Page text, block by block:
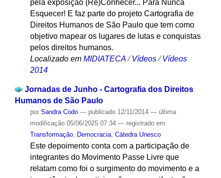
pela exposição (Re)Conhecer... Para Nunca
Esquecer! E faz parte do projeto Cartografia de
Direitos Humanos de São Paulo que tem como
objetivo mapear os lugares de lutas e conquistas
pelos direitos humanos.
Localizado em MIDIATECA /Vídeos /Vídeos
2014
Jornadas de Junho - Cartografia dos Direitos
Humanos de São Paulo
por Sandra Codo — publicado12/11/2014 — última
modificação05/06/2025 07:34 — registrado em:
Transformação, Democracia, Cátedra Unesco
Este depoimento conta com a participação de
integrantes do Movimento Passe Livre que
relatam como foi o surgimento do movimento e a